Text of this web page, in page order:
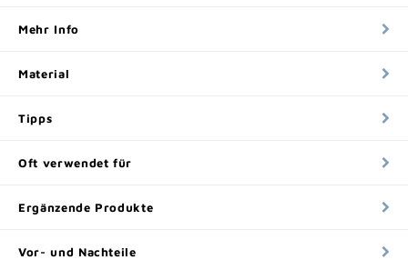
Mehr Info
Material
Tipps
Oft verwendet für
Ergänzende Produkte
Vor- und Nachteile